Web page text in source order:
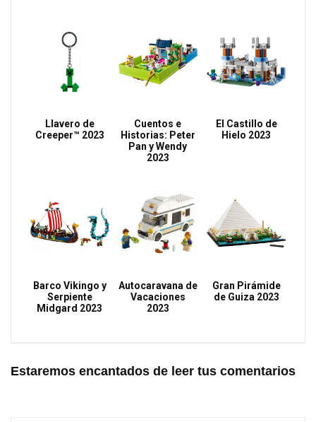
Llavero de
Creeper™ 2023
Cuentos e
Historias: Peter
Pan y Wendy
2023
El Castillo de
Hielo 2023
Barco Vikingo y
Serpiente
Midgard 2023
Autocaravana de
Vacaciones
2023
Gran Pirámide
de Guiza 2023
Estaremos encantados de leer tus comentarios